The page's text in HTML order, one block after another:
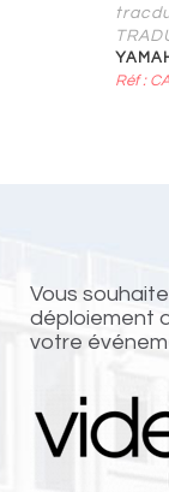
Réf :
Vous
déploiement
votre